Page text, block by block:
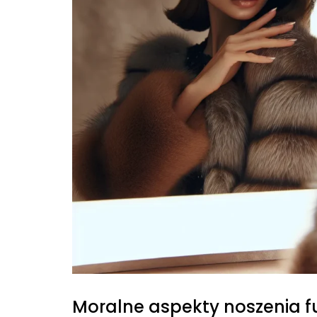
Moralne aspekty noszenia